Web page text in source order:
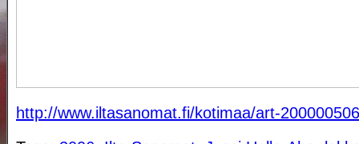
http://www.iltasanomat.fi/kotimaa/art-